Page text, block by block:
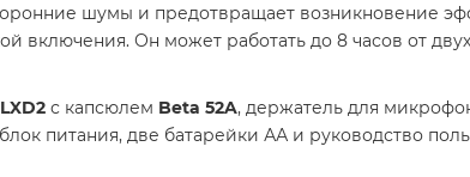
шумы и предотвращает возникновение
включения. Он может работать до 8 часов от
с капсюлем Beta 52A, держатель для
питания, две батарейки АА и руководство